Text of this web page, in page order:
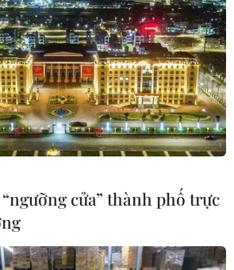
cửa” thành phố trực